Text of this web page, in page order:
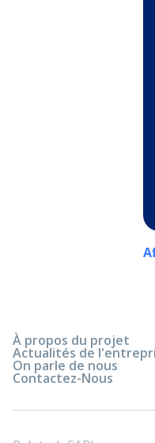
À propos du projet
Actualités de
On parle de nous
Contactez-Nous